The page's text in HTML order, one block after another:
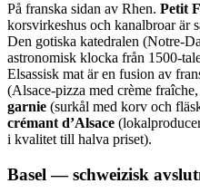
På franska sidan av Rhen. Petit
korsvirkeshus och kanalbroar är
Den gotiska katedralen (Notre-
astronomisk klocka från 1500-
Elsassisk mat är en fusion av
(Alsace-pizza med crème
garnie (surkål med korv och
crémant d’Alsace
i kvalitet till halva priset).
Basel — schweizisk